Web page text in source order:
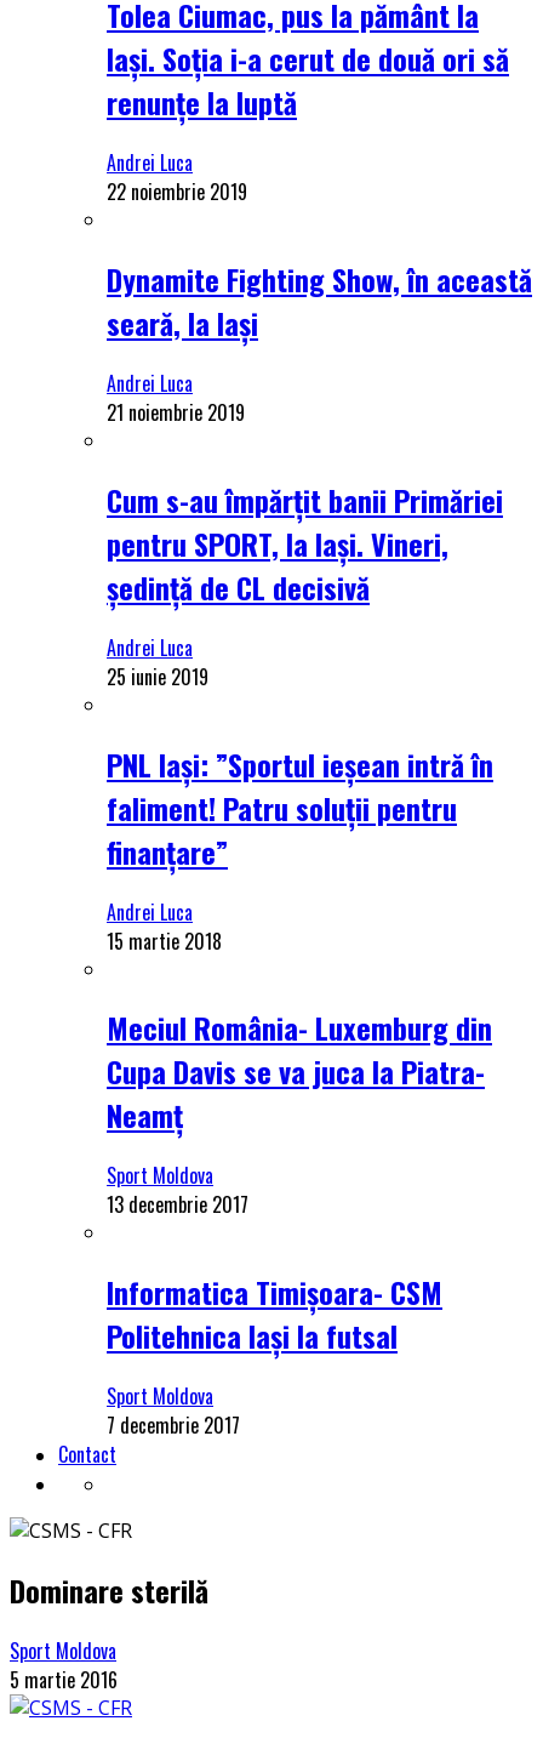
Tolea Ciumac, pus la pământ la
Iași. Soția i-a cerut de două ori să
renunțe la luptă
Andrei Luca
22 noiembrie 2019
Dynamite Fighting Show, în această
seară, la Iași
Andrei Luca
21 noiembrie 2019
Cum s-au împărțit banii Primăriei
pentru SPORT, la Iași. Vineri,
ședință de CL decisivă
Andrei Luca
25 iunie 2019
PNL Iași: ”Sportul ieșean intră în
faliment! Patru soluții pentru
finanțare”
Andrei Luca
15 martie 2018
Meciul România- Luxemburg din
Cupa Davis se va juca la Piatra-
Neamț
Sport Moldova
13 decembrie 2017
Informatica Timișoara- CSM
Politehnica Iași la futsal
Sport Moldova
7 decembrie 2017
Contact
Dominare sterilă
Sport Moldova
5 martie 2016